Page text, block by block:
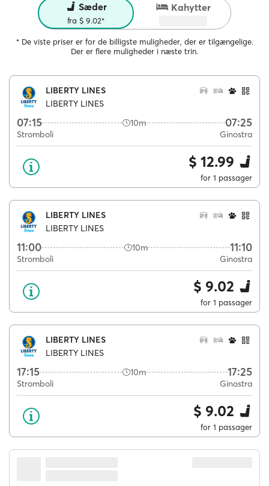
Sæder
fra $ 9.02*
Kahytter
* De viste priser er for de billigste muligheder, der er tilgængelige.
Der er flere muligheder i næste trin.
LIBERTY LINES
LIBERTY LINES
07:15 10m 07:25
Stromboli Ginostra
$ 12.99
for 1 passager
LIBERTY LINES
LIBERTY LINES
11:00 10m 11:10
Stromboli Ginostra
$ 9.02
for 1 passager
LIBERTY LINES
LIBERTY LINES
17:15 10m 17:25
Stromboli Ginostra
$ 9.02
for 1 passager